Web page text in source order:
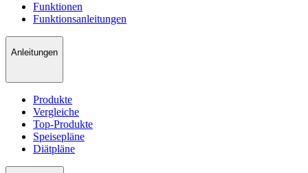
Funktionen
Funktionsanleitungen
Anleitungen
Produkte
Vergleiche
Top-Produkte
Speisepläne
Diätpläne